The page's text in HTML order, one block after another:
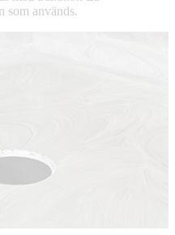
som används.